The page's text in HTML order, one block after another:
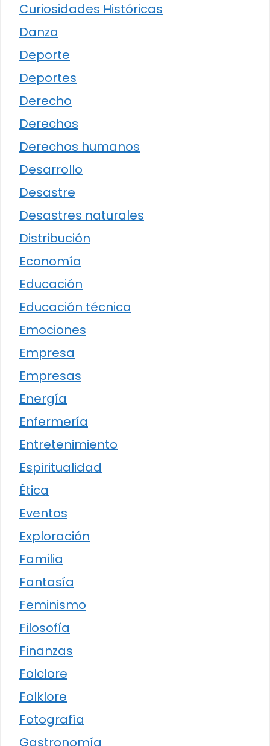
Curiosidades Históricas
Danza
Deporte
Deportes
Derecho
Derechos
Derechos humanos
Desarrollo
Desastre
Desastres naturales
Distribución
Economía
Educación
Educación técnica
Emociones
Empresa
Empresas
Energía
Enfermería
Entretenimiento
Espiritualidad
Ética
Eventos
Exploración
Familia
Fantasía
Feminismo
Filosofía
Finanzas
Folclore
Folklore
Fotografía
Gastronomía